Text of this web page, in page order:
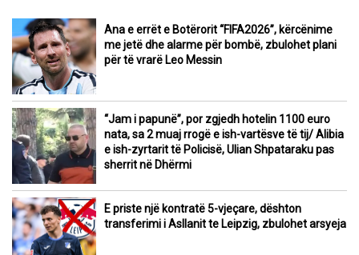
Ana e errët e Botërorit “FIFA2026”, kërcënime
me jetë dhe alarme për bombë, zbulohet plani
për të vrarë Leo Messin
“Jam i papunë”, por zgjedh hotelin 1100 euro
nata, sa 2 muaj rrogë e ish-vartësve të tij/ Alibia
e ish-zyrtarit të Policisë, Ulian Shpataraku pas
sherrit në Dhërmi
E priste një kontratë 5-vjeçare, dështon
transferimi i Asllanit te Leipzig, zbulohet arsyeja